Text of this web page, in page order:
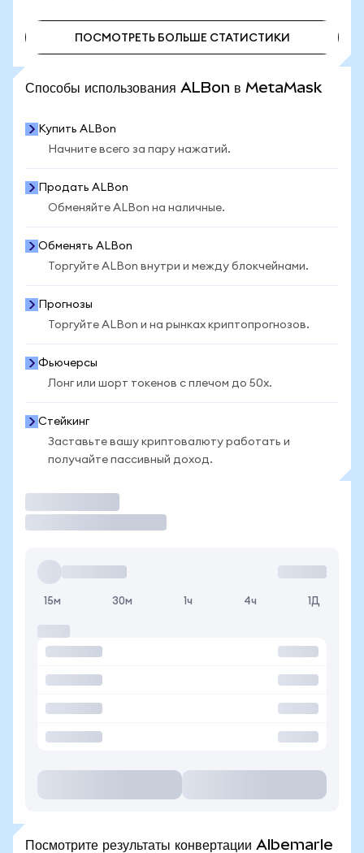
ПОСМОТРЕТЬ БОЛЬШЕ СТАТИСТИКИ
Способы использования ALBon в MetaMask
Купить ALBon
Начните всего за пару нажатий.
Продать ALBon
Обменяйте ALBon на наличные.
Обменять ALBon
Торгуйте ALBon внутри и между блокчейнами.
Прогнозы
Торгуйте ALBon и на рынках криптопрогнозов.
Фьючерсы
Лонг или шорт токенов с плечом до 50x.
Стейкинг
Заставьте вашу криптовалюту работать и
получайте пассивный доход.
15м 30м 1ч 4ч 1Д
Посмотрите результаты конвертации Albemarle